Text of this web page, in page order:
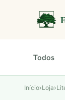
Todos
Início›Loja›